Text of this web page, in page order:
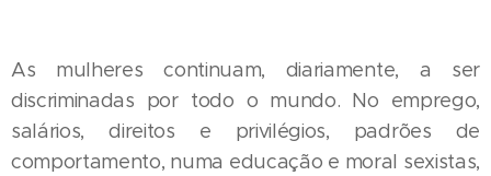
As mulheres continuam, diariamente, a ser
discriminadas por todo o mundo. No emprego,
salários, direitos e privilégios, padrões de
comportamento, numa educação e moral sexistas,